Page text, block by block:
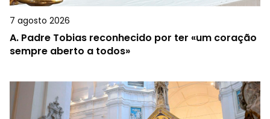
7 agosto 2026
A. Padre Tobias reconhecido por ter «um coração
sempre aberto a todos»